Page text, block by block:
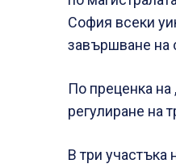
София всеки
завършване на
По преценка
регулиране на
В три